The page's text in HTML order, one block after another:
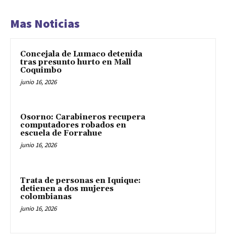
Mas Noticias
Concejala de Lumaco detenida
tras presunto hurto en Mall
Coquimbo
junio 16, 2026
Osorno: Carabineros recupera
computadores robados en
escuela de Forrahue
junio 16, 2026
Trata de personas en Iquique:
detienen a dos mujeres
colombianas
junio 16, 2026